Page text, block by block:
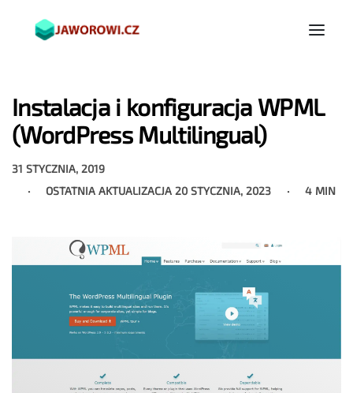
Instalacja i konfiguracja WPML
(WordPress Multilingual)
31 STYCZNIA, 2019
OSTATNIA AKTUALIZACJA 20 STYCZNIA, 2023 4 MIN